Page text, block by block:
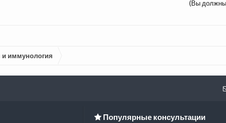
(Вы должны
и иммунология
Популярные консультации